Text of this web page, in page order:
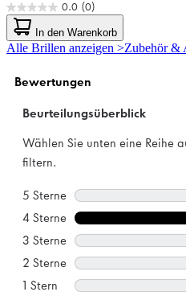
0.0 (0)
0.0
von
5
Sternen.
In den Warenkorb
Alle Brillen anzeigen >Zubehör &